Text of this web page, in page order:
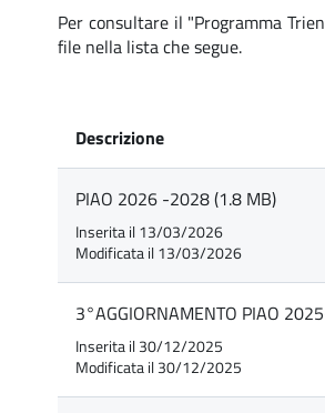
Per consultare il "Programma
file nella lista che segue.
Descrizione
PIAO 2026 -2028 (1.8 MB)
Inserita il 13/03/2026
Modificata il 13/03/2026
3°AGGIORNAMENTO PIAO
Inserita il 30/12/2025
Modificata il 30/12/2025